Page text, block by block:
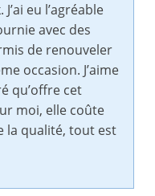
eu l’agréable
avec des
de renouveler
occasion. J’aime
qu’offre cet
moi, elle coûte
la qualité, tout est